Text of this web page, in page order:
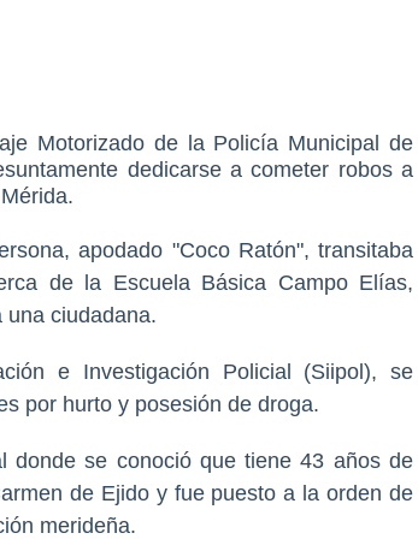
Motorizado de la Policía Municipal de
dedicarse a cometer robos a
apodado "Coco Ratón", transitaba
de la Escuela Básica Campo Elías,
una ciudadana.
e Investigación Policial (Siipol), se
por hurto y posesión de droga.
donde se conoció que tiene 43 años de
de Ejido y fue puesto a la orden de
merideña.